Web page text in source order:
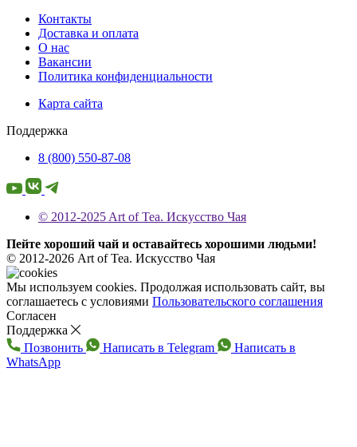
Контакты
Доставка и оплата
О нас
Вакансии
Политика конфиденциальности
Карта сайта
Поддержка
8 (800) 550-87-08
© 2012-2025 Art of Tea. Искусство Чая
Пейте хороший чай и оставайтесь хорошими людьми!
© 2012-2026 Art of Tea. Искусство Чая
Мы используем cookies. Продолжая использовать сайт, вы
соглашаетесь с условиями Пользовательского соглашения
Согласен
Поддержка
Позвонить
Написать в Telegram
Написать в
WhatsApp